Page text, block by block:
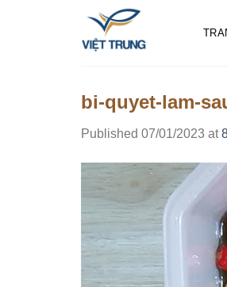
bi-quyet-lam-
Published 07/01/2023 at